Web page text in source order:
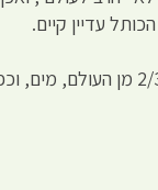
עדיין קיים.